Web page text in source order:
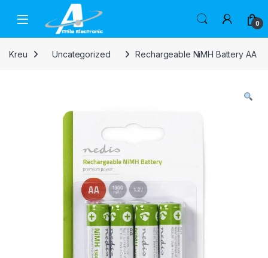
Skip to navigation
Open 0
Kreu Uncategorized Rechargeable NiMH Battery AA